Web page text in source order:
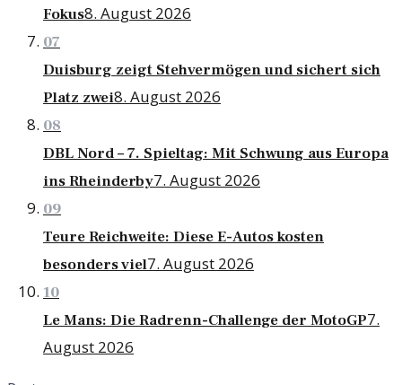
Fokus8. August 2026
07
Duisburg zeigt Stehvermögen und sichert sich
Platz zwei8. August 2026
08
DBL Nord – 7. Spieltag: Mit Schwung aus Europa
ins Rheinderby7. August 2026
09
Teure Reichweite: Diese E-Autos kosten
besonders viel7. August 2026
10
Le Mans: Die Radrenn-Challenge der MotoGP7.
August 2026